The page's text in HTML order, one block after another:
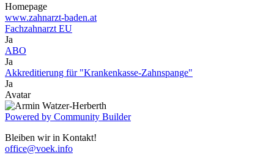
Homepage
www.zahnarzt-baden.at
Fachzahnarzt EU
Ja
ABO
Ja
Akkreditierung für "Krankenkasse-Zahnspange"
Ja
Avatar
Powered by Community Builder
Bleiben wir in Kontakt!
office@voek.info